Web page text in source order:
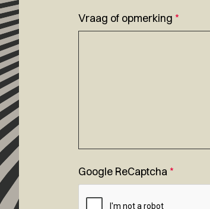
Vraag of opmerking *
Google ReCaptcha *